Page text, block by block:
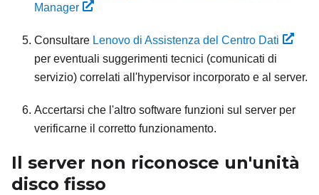
Manager
Consultare Lenovo di Assistenza del Centro Dati
per eventuali suggerimenti tecnici (comunicati di
servizio) correlati all'hypervisor incorporato e al server.
Accertarsi che l'altro software funzioni sul server per
verificarne il corretto funzionamento.
Il server non riconosce un'unità
disco fisso